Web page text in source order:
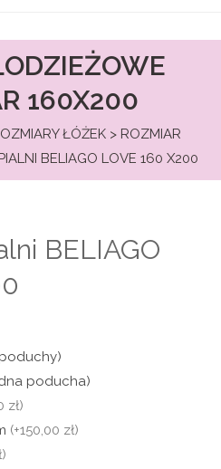
160X200
ŁÓŻEK > ROZMIAR
BELIAGO LOVE 160 X200
BELIAGO
poducha)
zł)
(+150,00 zł)